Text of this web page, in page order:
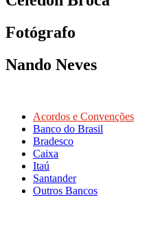
Fotógrafo
Nando Neves
Acordos e Convenções
Banco do Brasil
Bradesco
Caixa
Itaú
Santander
Outros Bancos